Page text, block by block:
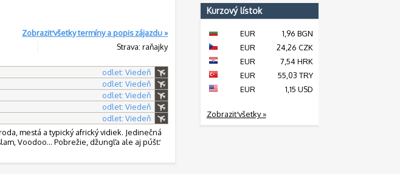
Zobraziť všetky termíny a popis zájazdu »
Strava: raňajky
odlet: Viedeň
odlet: Viedeň
odlet: Viedeň
odlet: Viedeň
odlet: Viedeň
mestá a typický africký vidiek. Jedinečná
Voodoo... Pobrežie, džungľa ale aj púšť.
Kurzový lístok
EUR
1,96 BGN
EUR
24,26 CZK
EUR
7,54 HRK
EUR
55,03 TRY
EUR
1,15 USD
Zobraziť všetky »